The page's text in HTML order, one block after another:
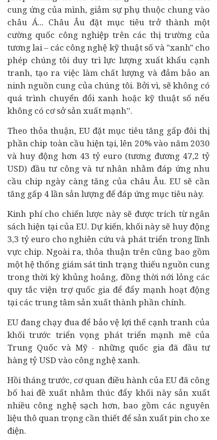
cung ứng của mình, giảm sự phụ thuộc chung vào
châu Á... Châu Âu đặt mục tiêu trở thành một
cường quốc công nghiệp trên các thị trường của
tương lai – các công nghệ kỹ thuật số và "xanh" cho
phép chúng tôi duy trì lực lượng xuất khẩu cạnh
tranh, tạo ra việc làm chất lượng và đảm bảo an
ninh nguồn cung của chúng tôi. Bởi vì, sẽ không có
quá trình chuyển đổi xanh hoặc kỹ thuật số nếu
không có cơ sở sản xuất mạnh”.
Theo thỏa thuận, EU đặt mục tiêu tăng gấp đôi thị
phần chip toàn cầu hiện tại, lên 20% vào năm 2030
và huy động hơn 43 tỷ euro (tương đương 47,2 tỷ
USD) đầu tưcông và tư nhân nhằm đáp ứng nhu
cầu chip ngày càng tăng của châu Âu. EU sẽ cần
tăng gấp 4 lần sản lượng để đáp ứng mục tiêu này.
Kinh phí cho chiến lược này sẽ được trích từ ngân
sách hiện tại của EU. Dự kiến, khối này sẽ huy động
3,3 tỷ euro cho nghiên cứu và phát triển trong lĩnh
vực chip. Ngoài ra, thỏa thuận trên cũng bao gồm
một hệ thống giám sát tình trạng thiếu nguồn cung
trong thời kỳ khủng hoảng, đồng thời nới lỏng các
quy tắc viện trợ quốc gia để đẩy mạnh hoạt động
tại các trung tâm sản xuất thành phần chính.
EU đang chạy đua để bảo vệ lợi thế cạnh tranh của
khối trước triển vọng phát triển mạnh mẽ của
Trung Quốc và Mỹ - những quốc gia đã đầu tư
hàng tỷ USD vào công nghệ xanh.
Hồi tháng trước, cơ quan điều hành của EU đã công
bố hai đề xuất nhằm thúc đẩy khối này sản xuất
nhiều công nghệ sạch hơn, bao gồm các nguyên
liệu thô quan trọng cần thiết để sản xuất pin cho xe
điện.